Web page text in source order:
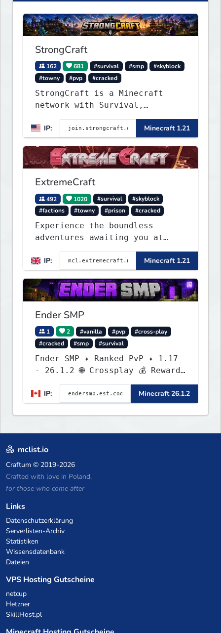
StrongCraft
162 681 #survival #smp
#skyblock
#towny
#pvp #cracked
StrongCraft is a Minecraft
network with Survival,
Creative, Skyblock, Prison,
Towny, PvP, LifeSteal, Events,
and more. Pick a server and
start playing.
IP: Minecraft 1.21
ExtremeCraft
492 1020 #survival
#skyblock
#factions
#towny #prison #cracked
Experience the boundless
adventures awaiting you at
ExtremeCraft.net! Embark on a
journey through a plethora of
exhilarating game modes,
blending both timeless
classics and innovative new
experiences seamlessly.
IP: Minecraft 1.21
Ender SMP
1 2 #vanilla #pvp
#cross-play
#cracked
#smp #survival
Ender SMP ✦ Ranked PvP ✦ 1.17
- 26.1.2 🌐 Crossplay 💰 Rewards
IP:
Minecraft 26.1.2
mclist.io
Craftum © 2019-2026
Crafted with love in Poland,
for those who come after
Links
Datenschutzerklärung
Serverlisten-Archiv
Statistiken
Wissensdatenbank
Dateien
VPS Hosting Gutscheine
netcup
Hetzner
SkillHost.pl